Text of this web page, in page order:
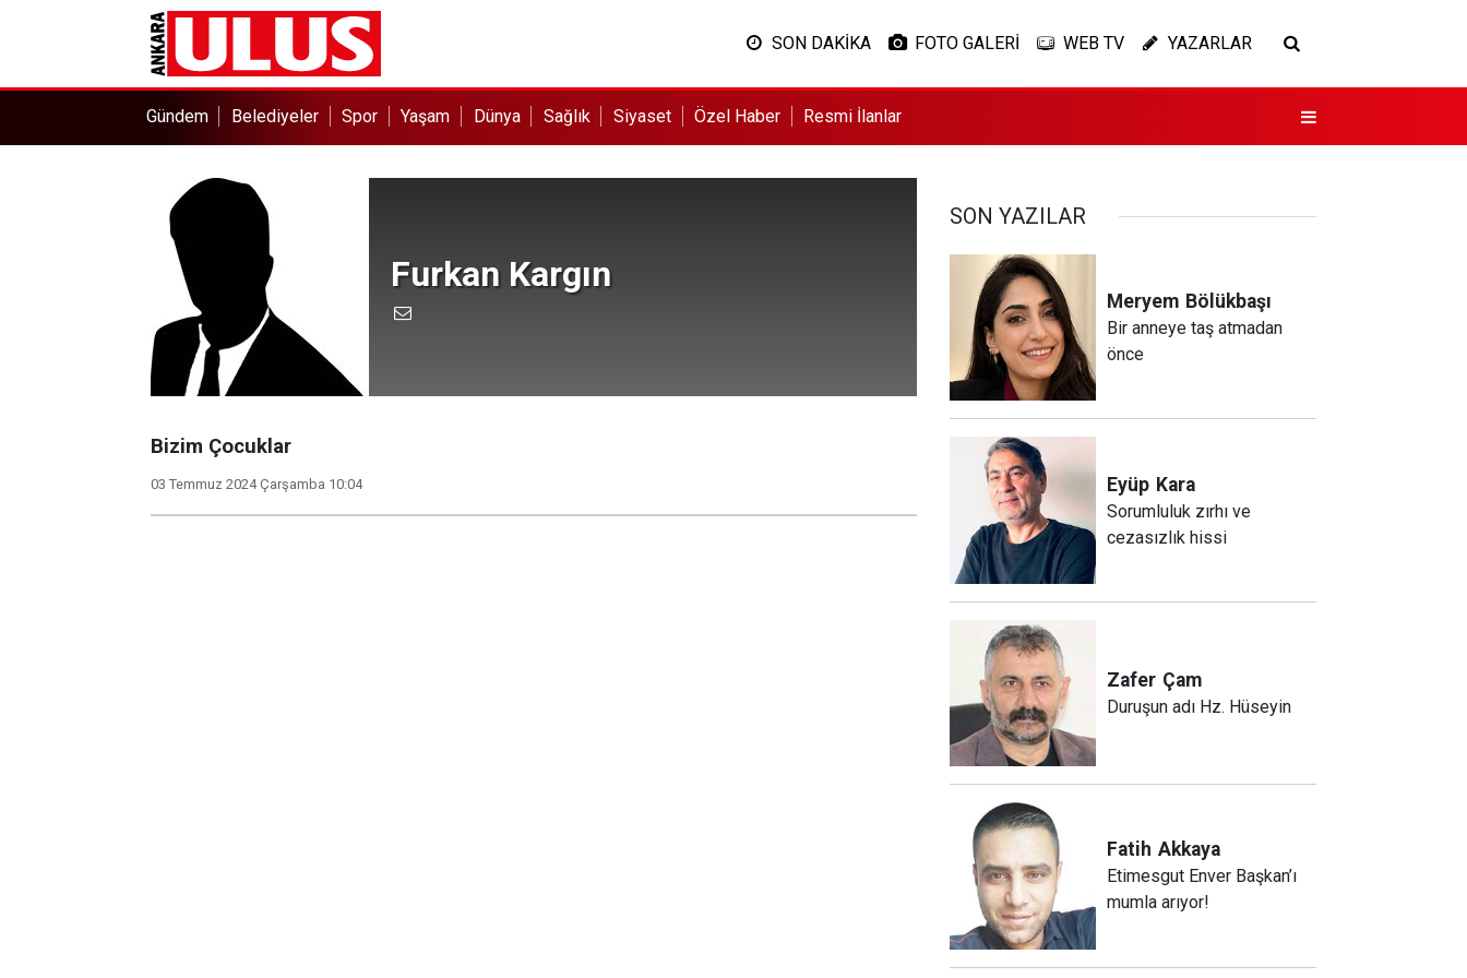
SON DAKİKA FOTO GALERİ WEB TV YAZARLAR
Gündem Belediyeler Spor Yaşam Dünya Sağlık Siyaset Özel Haber Resmi İlanlar
Furkan Kargın
Bizim Çocuklar
03 Temmuz 2024 Çarşamba 10:04
SON YAZILAR
Meryem Bölükbaşı
Bir anneye taş atmadan
önce
Eyüp Kara
Sorumluluk zırhı ve
cezasızlık hissi
Zafer Çam
Duruşun adı Hz. Hüseyin
Fatih Akkaya
Etimesgut Enver Başkan’ı
mumla arıyor!